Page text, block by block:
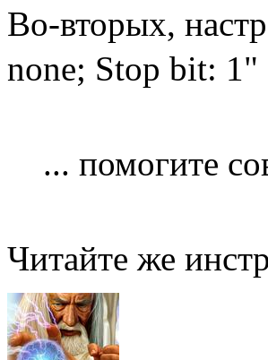
Во-вторых,
none; Stop bit: 1"
... помогите
Читайте же